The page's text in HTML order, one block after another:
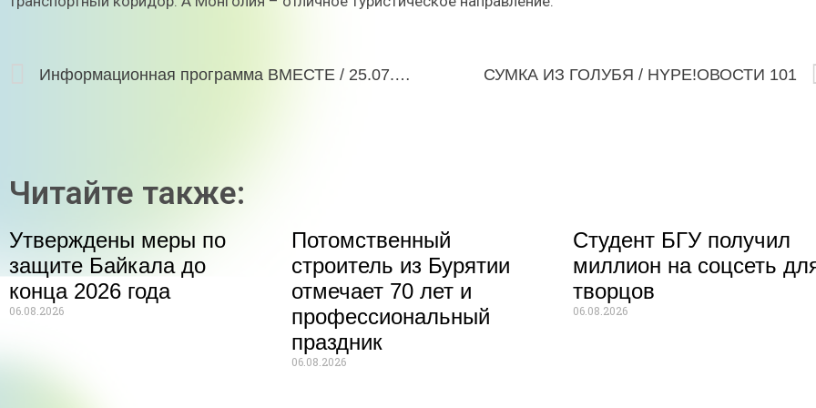
Информационная программа ВМЕСТЕ / 25.07.2022 СУМКА ИЗ ГОЛУБЯ / HYPE!ОВОСТИ 101
Читайте также:
Утверждены меры по
защите Байкала до
конца 2026 года
06.08.2026
Потомственный
строитель из Бурятии
отмечает 70 лет и
профессиональный
праздник
06.08.2026
Студент БГУ получил
миллион на соцсеть
творцов
06.08.2026